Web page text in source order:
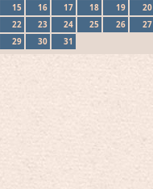
15
16 17 18 19 20
22
23 24 25 26 27
29
30 31